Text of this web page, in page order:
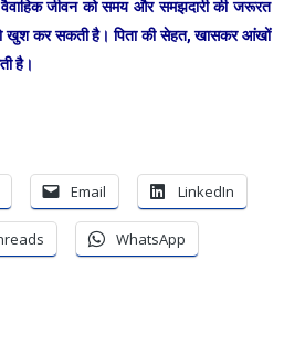
जीवन को समय और समझदारी की जरूरत
खुश कर सकती है। पिता की सेहत, खासकर आंखों
है।
Email LinkedIn
WhatsApp